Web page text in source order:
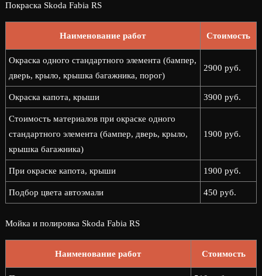
Покраска Skoda Fabia RS
Наименование работ Стоимость
Окраска одного стандартного элемента (бампер,
дверь, крыло, крышка багажника, порог)
2900 руб.
Окраска капота, крыши 3900 руб.
Стоимость материалов при окраске одного
стандартного элемента (бампер, дверь, крыло,
крышка багажника)
1900 руб.
При окраске капота, крыши 1900 руб.
Подбор цвета автоэмали 450 руб.
Мойка и полировка Skoda Fabia RS
Наименование работ Стоимость